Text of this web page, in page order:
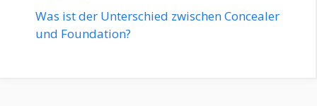
Was ist der Unterschied zwischen Concealer
und Foundation?